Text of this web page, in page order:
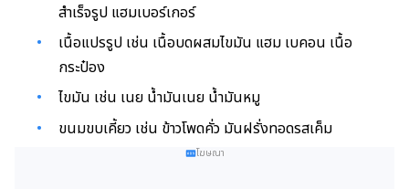
สำเร็จรูป แฮมเบอร์เกอร์
เนื้อแปรรูป เช่น เนื้อบดผสมไขมัน แฮม เบคอน เนื้อ
กระป๋อง
ไขมัน เช่น เนย น้ำมันเนย น้ำมันหมู
ขนมขบเคี้ยว เช่น ข้าวโพดคั่ว มันฝรั่งทอดรสเค็ม
โฆษณา